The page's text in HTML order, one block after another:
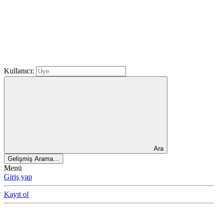
Kullanıcı:
Ara
Gelişmiş Arama…
Menü
Giriş yap
Kayıt ol